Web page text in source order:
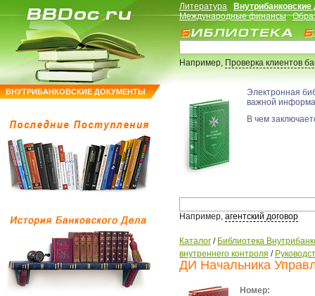
ВНУТРИБАНКОВСКИЕ ДОКУМЕНТЫ
Литература
Международные финансы
Например,Проверка клиентов
Электронная
важной
В чем
Например, агентский договор
Каталог / Библиотека
внутреннего контроля /
ДИ Начальника
Номер: